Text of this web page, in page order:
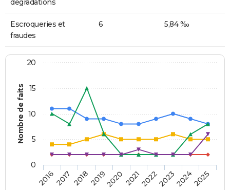
dégradations
Escroqueries et
fraudes
6 5,84 ‰
Nombre de faits
20162017 20182019202020212022202320242025
0
5
10
15
20